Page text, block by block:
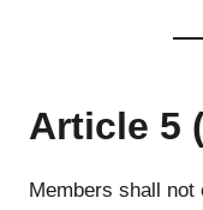
Article 5
Members shall not